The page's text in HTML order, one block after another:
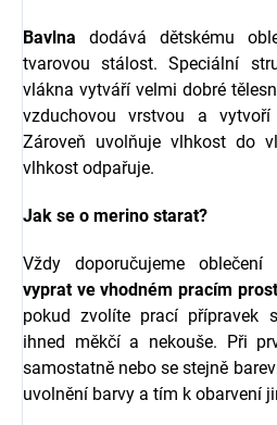
Bavlna dodává dětskému
tvarovou stálost. Speciální
vlákna vytváří velmi dobré
vzduchovou vrstvou a
Zároveň uvolňuje vlhkost do
vlhkost odpařuje.
Jak se o merino starat?
Vždy doporučujeme oblečení
vyprat ve vhodném pracím
pokud zvolíte prací přípravek s
ihned měkčí a nekouše. Při
samostatně nebo se stejně
uvolnění barvy a tím k obarvení